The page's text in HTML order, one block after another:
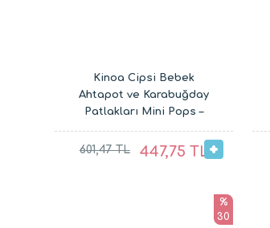
Kinoa Cipsi Bebek
Ahtapot ve Karabuğday
Patlakları Mini Pops –
Glutensiz Vegan Çocuk
Atıştırmalıkları (20G ve
601,47 TL 447,75 TL
%
30